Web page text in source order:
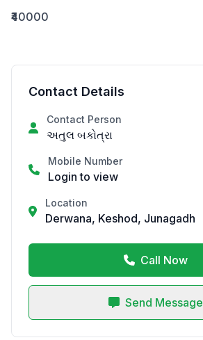
₹40000
Contact Details
Contact Person
અતુલ બકોત્રા
Mobile Number
Login to view
Location
Derwana, Keshod, Junagadh
Call Now
Send Message